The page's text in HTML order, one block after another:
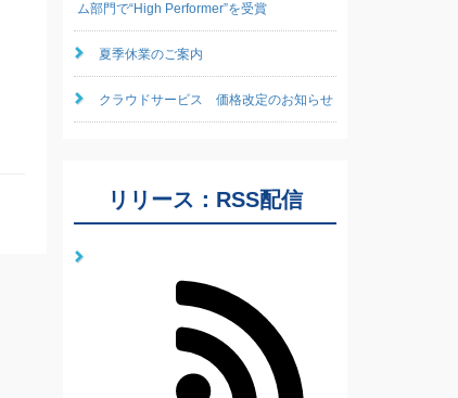
ム部門で“High Performer”を受賞
夏季休業のご案内
クラウドサービス 価格改定のお知らせ
リリース：RSS配信